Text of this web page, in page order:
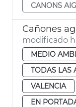
CANONS
Cañones
modificado
MEDIO
TODAS LAS
VALENCIA
EN